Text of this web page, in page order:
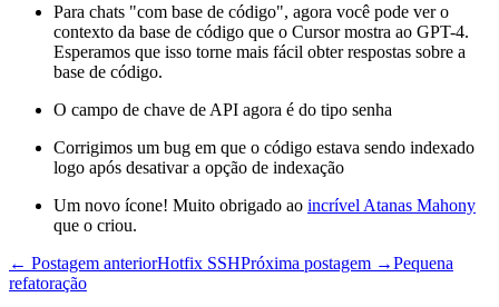
Para chats "com base de código", agora você pode ver o
contexto da base de código que o Cursor mostra ao GPT-4.
Esperamos que isso torne mais fácil obter respostas sobre a
base de código.
O campo de chave de API agora é do tipo senha
Corrigimos um bug em que o código estava sendo indexado
logo após desativar a opção de indexação
Um novo ícone! Muito obrigado ao incrível Atanas Mahony
que o criou.
← Postagem anteriorHotfix SSHPróxima postagem →Pequena
refatoração